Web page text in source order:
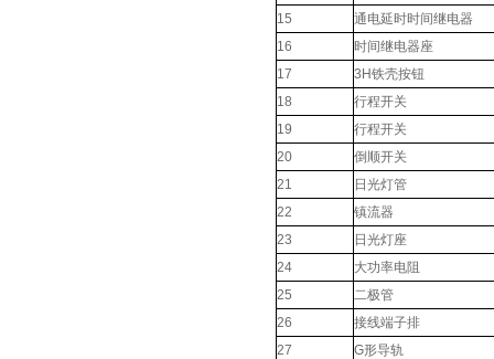
15
通电延时时间继电器
16
时间继电器座
17
3H铁壳按钮
18
行程开关
19
行程开关
20
倒顺开关
21
日光灯管
22
镇流器
23
日光灯座
24
大功率电阻
25
二极管
26
接线端子排
27
G形导轨